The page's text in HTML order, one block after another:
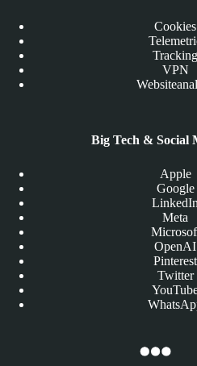
Cookies
Tracking
VPN
Big Tech & Social
Apple
Google
LinkedIn
Meta
OpenAI
Pinterest
Twitter